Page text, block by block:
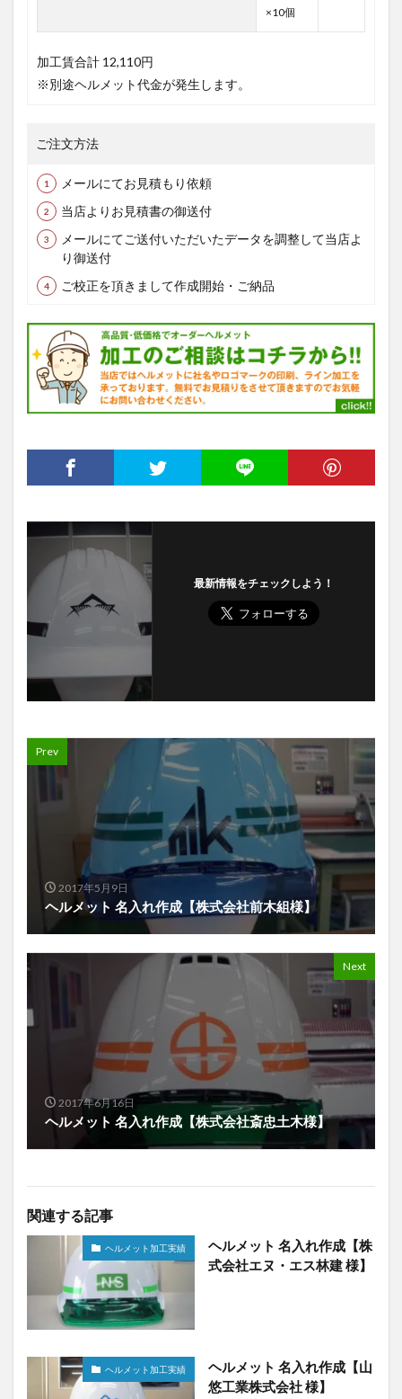
×10個
加工賃合計 12,110円
※別途ヘルメット代金が発生します。
ご注文方法
メールにてお見積もり依頼
当店よりお見積書の御送付
メールにてご送付いただいたデータを調整して当店よ
り御送付
ご校正を頂きまして作成開始・ご納品
最新情報をチェックしよう！
Prev
2017年5月9日
ヘルメット 名入れ作成【株式会社前木組様】
Next
2017年6月16日
ヘルメット 名入れ作成【株式会社斎忠土木様】
関連する記事
ヘルメット加工実績
ヘルメット 名入れ作成【株
式会社エヌ・エス林建 様】
ヘルメット加工実績
ヘルメット 名入れ作成【山
悠工業株式会社 様】